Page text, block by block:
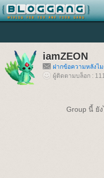
iamZEON
ฝากข้อความหลังไ
ผู้ติดตามบล็อก :
Group นี้ ยั